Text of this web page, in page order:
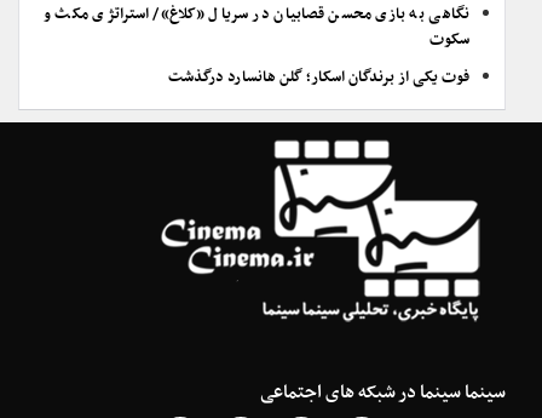
نگاهی به بازی محسن قصابیان در سریال «کلاغ»/ استراتژی مکث و
سکوت
فوت یکی از برندگان اسکار؛ گلن هانسارد درگذشت
سینما سینما در شبکه های اجتماعی